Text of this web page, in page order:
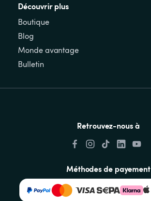
Découvrir plus
Boutique
Blog
Monde avantage
Bulletin
Retrouvez-nous à
Méthodes de payement